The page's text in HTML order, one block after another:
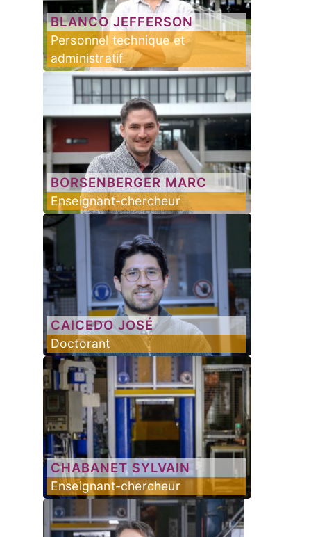
BLANCO JEFFERSON
Personnel technique et
administratif
BORSENBERGER MARC
Enseignant-chercheur
CAICEDO JOSÉ
Doctorant
CHABANET SYLVAIN
Enseignant-chercheur